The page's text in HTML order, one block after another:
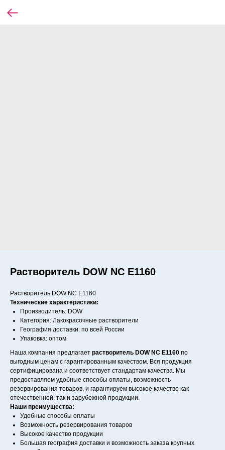
Растворитель DOW NC E1160
Растворитель DOW NC E1160
Технические характеристики:
Производитель: DOW
Категория: Лакокрасочные растворители
География доставки: по всей России
Упаковка: оптом
Наша компания предлагает растворитель DOW NC E1160 по
выгодным ценам с гарантированным качеством. Вся продукция
сертифицирована и соответствует стандартам качества. Мы
предоставляем удобные способы оплаты, возможность
резервирования товаров, и гарантируем высокое качество как
отечественной, так и зарубежной продукции.
Наши преимущества:
Удобные способы оплаты
Возможность резервирования товаров
Высокое качество продукции
Большая география доставки и возможность заказа крупных